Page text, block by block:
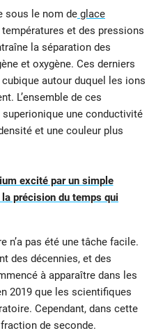
sous le nom de glace
et des pressions
la séparation des
et oxygène. Ces derniers
autour duquel les ions
L’ensemble de ces
une conductivité
et une couleur plus
excité par un simple
précision du temps qui
n’a pas été une tâche facile.
des décennies, et des
à apparaître dans les
2019 que les scientifiques
Cependant, dans cette
fraction de seconde.